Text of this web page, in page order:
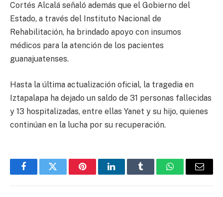
Cortés Alcalá señaló además que el Gobierno del
Estado, a través del Instituto Nacional de
Rehabilitación, ha brindado apoyo con insumos
médicos para la atención de los pacientes
guanajuatenses.
Hasta la última actualización oficial, la tragedia en
Iztapalapa ha dejado un saldo de 31 personas fallecidas
y 13 hospitalizadas, entre ellas Yanet y su hijo, quienes
continúan en la lucha por su recuperación.
FacebookTwitter PinterestLinkedInTumblr WhatsAppEmail